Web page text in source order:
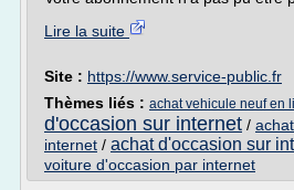
Lire la suite
Site : https://www.service-public.fr
Thèmes liés : achat vehicule neuf en
d'occasion sur internet /
internet / achat d'occasion sur
voiture d'occasion par internet